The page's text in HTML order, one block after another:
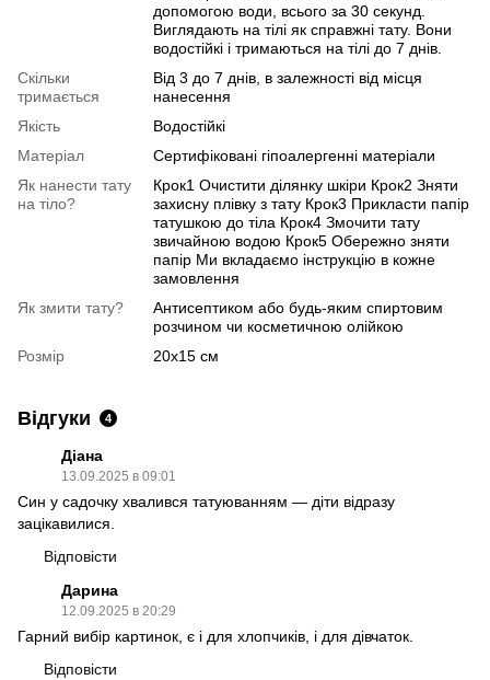
допомогою води, всього за 30 секунд.
Виглядають на тілі як справжні тату. Вони
водостійкі і тримаються на тілі до 7 днів.
Скільки
тримається
Від 3 до 7 днів, в залежності від місця
нанесення
Якість
Водостійкі
Матеріал
Сертифіковані гіпоалергенні матеріали
Як нанести тату
на тіло?
Крок1 Очистити ділянку шкіри Крок2 Зняти
захисну плівку з тату Крок3 Прикласти папір
татушкою до тіла Крок4 Змочити тату
звичайною водою Крок5 Обережно зняти
папір Ми вкладаємо інструкцію в кожне
замовлення
Як змити тату?
Антисептиком або будь-яким спиртовим
розчином чи косметичною олійкою
Розмір
20х15 см
Відгуки 4
Діана
13.09.2025 в 09:01
Син у садочку хвалився татуюванням — діти відразу
зацікавилися.
Відповісти
Дарина
12.09.2025 в 20:29
Гарний вибір картинок, є і для хлопчиків, і для дівчаток.
Відповісти